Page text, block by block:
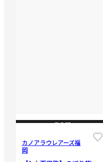
CLOSE
カノアラウレアーズ福
岡